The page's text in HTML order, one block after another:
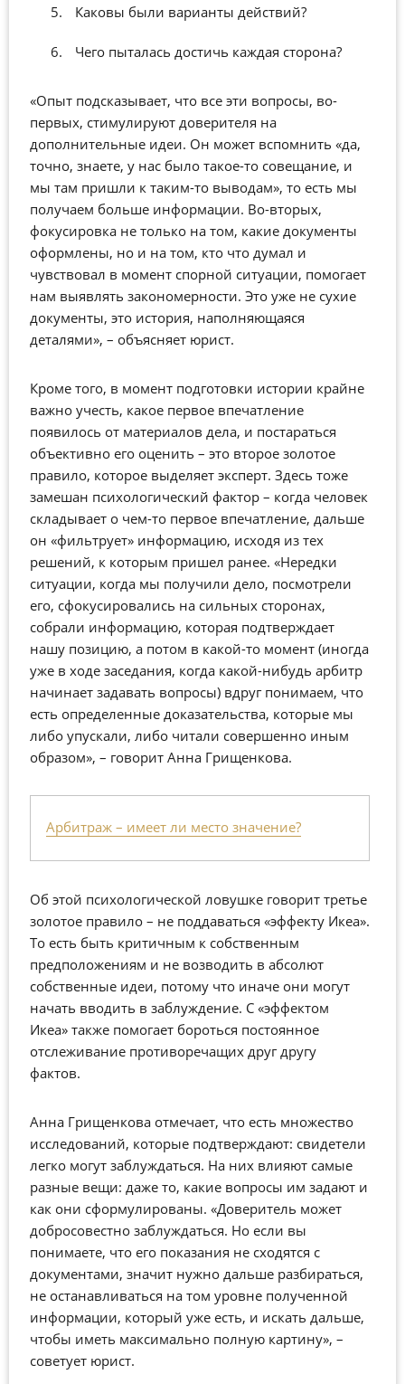
Каковы были варианты действий?
Чего пыталась достичь каждая сторона?
«Опыт подсказывает, что все эти вопросы, во-
первых, стимулируют доверителя на
дополнительные идеи. Он может вспомнить «да,
точно, знаете, у нас было такое-то совещание, и
мы там пришли к таким-то выводам», то есть мы
получаем больше информации. Во-вторых,
фокусировка не только на том, какие документы
оформлены, но и на том, кто что думал и
чувствовал в момент спорной ситуации, помогает
нам выявлять закономерности. Это уже не сухие
документы, это история, наполняющаяся
деталями», – объясняет юрист.
Кроме того, в момент подготовки истории крайне
важно учесть, какое первое впечатление
появилось от материалов дела, и постараться
объективно его оценить – это второе золотое
правило, которое выделяет эксперт. Здесь тоже
замешан психологический фактор – когда человек
складывает о чем-то первое впечатление, дальше
он «фильтрует» информацию, исходя из тех
решений, к которым пришел ранее. «Нередки
ситуации, когда мы получили дело, посмотрели
его, сфокусировались на сильных сторонах,
собрали информацию, которая подтверждает
нашу позицию, а потом в какой-то момент (иногда
уже в ходе заседания, когда какой-нибудь арбитр
начинает задавать вопросы) вдруг понимаем, что
есть определенные доказательства, которые мы
либо упускали, либо читали совершенно иным
образом», – говорит Анна Грищенкова.
Арбитраж – имеет ли место значение?
Об этой психологической ловушке говорит третье
золотое правило – не поддаваться «эффекту Икеа».
То есть быть критичным к собственным
предположениям и не возводить в абсолют
собственные идеи, потому что иначе они могут
начать вводить в заблуждение. С «эффектом
Икеа» также помогает бороться постоянное
отслеживание противоречащих друг другу
фактов.
Анна Грищенкова отмечает, что есть множество
исследований, которые подтверждают: свидетели
легко могут заблуждаться. На них влияют самые
разные вещи: даже то, какие вопросы им задают и
как они сформулированы. «Доверитель может
добросовестно заблуждаться. Но если вы
понимаете, что его показания не сходятся с
документами, значит нужно дальше разбираться,
не останавливаться на том уровне полученной
информации, который уже есть, и искать дальше,
чтобы иметь максимально полную картину», –
советует юрист.